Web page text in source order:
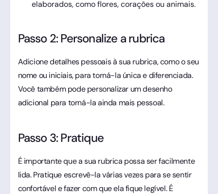
elaborados, como flores, corações ou animais.
Passo 2: Personalize a rubrica
Adicione detalhes pessoais à sua rubrica, como o seu
nome ou iniciais, para torná-la única e diferenciada.
Você também pode personalizar um desenho
adicional para torná-la ainda mais pessoal.
Passo 3: Pratique
É importante que a sua rubrica possa ser facilmente
lida. Pratique escrevê-la várias vezes para se sentir
confortável e fazer com que ela fique legível. É